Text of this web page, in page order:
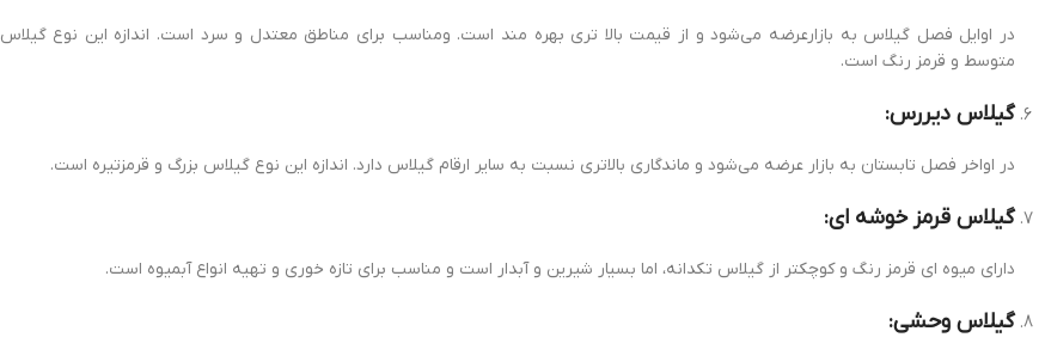
در اوایل فصل گیلاس به بازارعرضه می‌شود و از قیمت بالا تری بهره مند است. ومناسب برای مناطق معتدل و سرد است. اندازه این نوع گیلاس
متوسط و قرمز رنگ است.
گیلاس دیررس:
در اواخر فصل تابستان به بازار عرضه می‌شود و ماندگاری بالاتری نسبت به سایر ارقام گیلاس دارد. اندازه این نوع گیلاس بزرگ و قرمزتیره است.
گیلاس قرمز خوشه ای:
دارای میوه ای قرمز رنگ و کوچکتر از گیلاس تکدانه، اما بسیار شیرین و آبدار است و مناسب برای تازه خوری و تهیه انواع آبمیوه است.
گیلاس وحشی: